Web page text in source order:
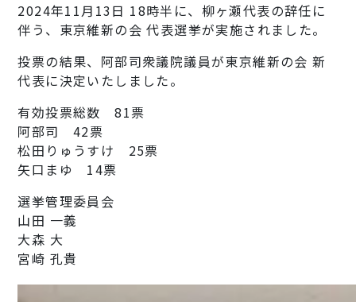
2024年11月13日 18時半に、柳ヶ瀬代表の辞任に
伴う、東京維新の会 代表選挙が実施されました。
投票の結果、阿部司衆議院議員が東京維新の会 新
代表に決定いたしました。
有効投票総数 81票
阿部司 42票
松田りゅうすけ 25票
矢口まゆ 14票
選挙管理委員会
山田 一義
大森 大
宮崎 孔貴